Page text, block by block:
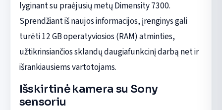
lyginant su praėjusių metų Dimensity 7300.
Sprendžiant iš naujos informacijos, įrenginys gali
turėti 12 GB operatyviosios (RAM) atminties,
užtikrinsiančios sklandų daugiafunkcinį darbą net ir
išrankiausiems vartotojams.
Išskirtinė kamera su Sony
sensoriu